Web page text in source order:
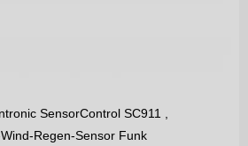
SensorControl SC911 ,
Regen-Sensor Funk